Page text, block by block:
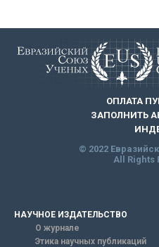
ОПЛАТА
ЗАПОЛНИТЬ
© 2022
All Rights
НАУЧНОЕ ИЗДАТЕЛЬСТВО
О журнале
Этика научных публикаций